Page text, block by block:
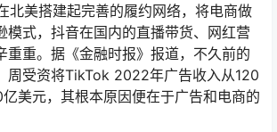
北美搭建起完善的履约网络，将电商做
模式，抖音在国内的直播带货、网红营
重重。据《金融时报》报道，不久前的
周受资将TikTok 2022年广告收入从120
美元，其根本原因便在于广告和电商的